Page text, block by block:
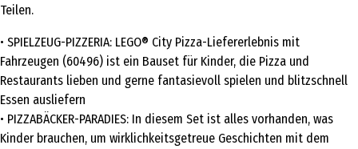
Teilen.
• SPIELZEUG-PIZZERIA: LEGO® City Pizza-Liefererlebnis mit
Fahrzeugen (60496) ist ein Bauset für Kinder, die Pizza und
Restaurants lieben und gerne fantasievoll spielen und blitzschnell
Essen ausliefern
• PIZZABÄCKER-PARADIES: In diesem Set ist alles vorhanden, was
Kinder brauchen, um wirklichkeitsgetreue Geschichten mit dem